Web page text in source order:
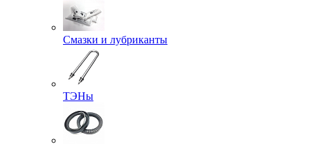
Смазки и лубриканты
ТЭНы